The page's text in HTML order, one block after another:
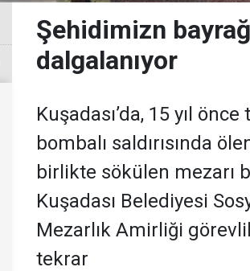
Şehidimizn
dalgalanıyor
Kuşadası’da, 15 yıl
bombalı saldırısında
birlikte sökülen mezarı
Kuşadası Belediyesi
Mezarlık Amirliği
tekrar